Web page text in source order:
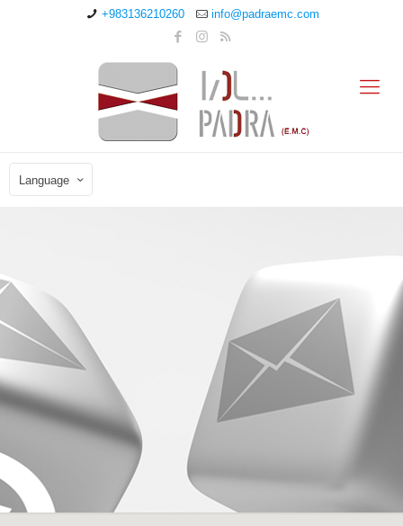
+983136210260 info@padraemc.com
Language